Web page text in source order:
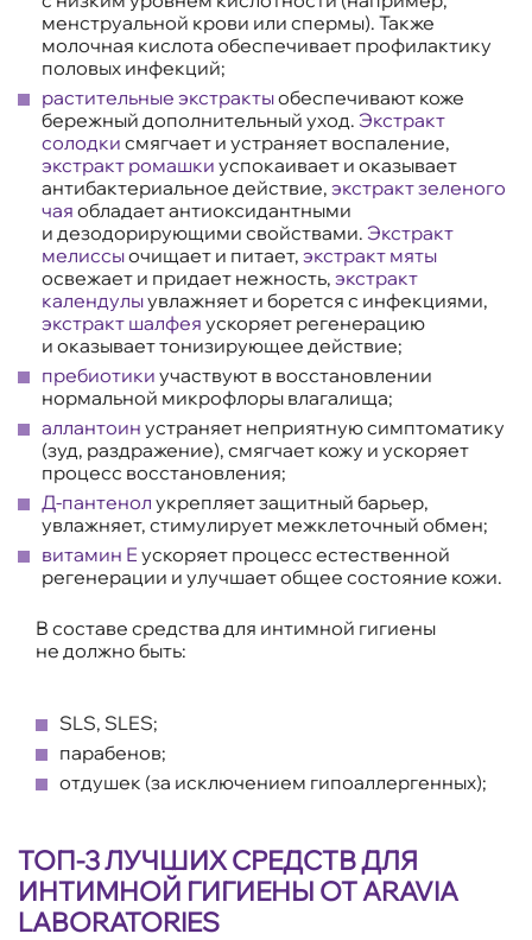
менструальной крови или спермы). Также
молочная кислота обеспечивает профилактику
половых инфекций;
растительные экстрактыобеспечивают коже
бережный дополнительный уход. Экстракт
солодки смягчает и устраняет воспаление,
экстракт ромашки успокаивает и оказывает
антибактериальное действие, экстракт зеленого
чая обладает антиоксидантными
и дезодорирующими свойствами. Экстракт
мелиссыочищает и питает, экстракт мяты
освежает и придает нежность, экстракт
календулыувлажняет и борется с инфекциями,
экстракт шалфея ускоряет регенерацию
и оказывает тонизирующее действие;
пребиотики участвуют в восстановлении
нормальной микрофлоры влагалища;
аллантоин устраняет неприятную симптоматику
(зуд, раздражение), смягчает кожу и ускоряет
процесс восстановления;
Д-пантенол укрепляет защитный барьер,
увлажняет, стимулирует межклеточный обмен;
витамин Е ускоряет процесс естественной
регенерации и улучшает общее состояние кожи.
В составе средства для интимной гигиены
не должно быть:
SLS, SLES;
парабенов;
отдушек (за исключением гипоаллергенных);
ТОП-3 ЛУЧШИХ СРЕДСТВ ДЛЯ
ИНТИМНОЙ ГИГИЕНЫ ОТ ARAVIA
LABORATORIES